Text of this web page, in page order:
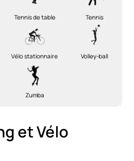
Tennis de table Tennis
Vélo stationnaire Volley-ball
Zumba
et Vélo